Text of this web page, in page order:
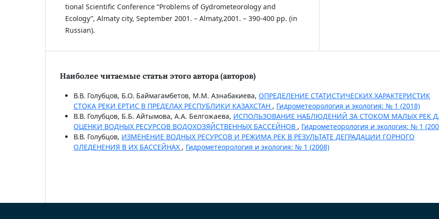
tional Scientific Conference “Problems of Gydrometeorology and
Ecology”, Almaty city, September 2001. – Almaty,2001. – 390-400 pp. (in
Russian).
Наиболее читаемые статьи этого автора (авторов)
В.В. Голубцов, Б.О. Баймагамбетов, М.М. Азнабакиева, ОПРЕДЕЛЕНИЕ СТАТИСТИЧЕСКИХ ХАРАКТЕРИСТИК
СТОКА РЕКИ ЕРТИС В ПРЕДЕЛАХ РЕСПУБЛИКИ КАЗАХСТАН , Гидрометеорология и экология: № 1 (2018)
В.В. Голубцов, Б.Б. Айтымова, А.А. Белгожаева, ИСПОЛЬЗОВАНИЕ НАБЛЮДЕНИЙ ЗА СТОКОМ МАЛЫХ РЕК
ОЦЕНКИ ВОДНЫХ РЕСУРСОВ ВОДОХОЗЯЙСТВЕННЫХ БАССЕЙНОВ , Гидрометеорология и экология: № 1
В.В. Голубцов, ИЗМЕНЕНИЕ ВОДНЫХ РЕСУРСОВ И РЕЖИМА РЕК В РЕЗУЛЬТАТЕ ДЕГРАДАЦИИ ГОРНОГО
ОЛЕДЕНЕНИЯ В ИХ БАССЕЙНАХ , Гидрометеорология и экология: № 1 (2008)